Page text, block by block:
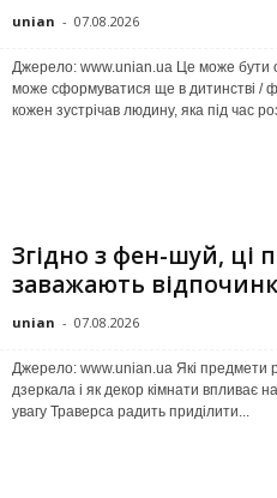
unian - 07.08.2026
Джерело: www.unian.ua Це може бути
може сформуватися ще в дитинстві /
кожен зустрічав людину, яка під час
Згідно з фен-шуй, ці
заважають
unian - 07.08.2026
Джерело: www.unian.ua Які предмети
дзеркала і як декор кімнати впливає
увагу Траверса радить приділити...